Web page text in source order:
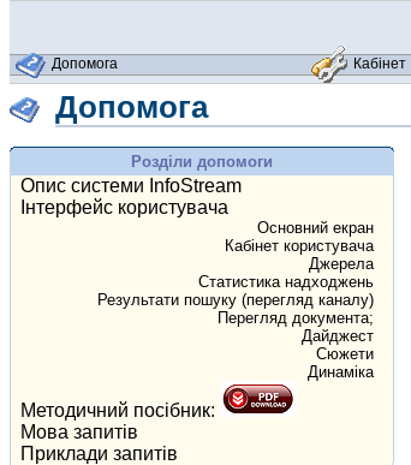
Допомога Кабінет
Допомога
Розділи допомоги
Опис системи InfoStream
Інтерфейс користувача
Основний екран
Кабінет користувача
Джерела
Статистика надходжень
Результати пошуку (перегляд каналу)
Перегляд документа;
Дайджест
Сюжети
Динаміка
Методичний посібник:
Мова запитів
Приклади запитів